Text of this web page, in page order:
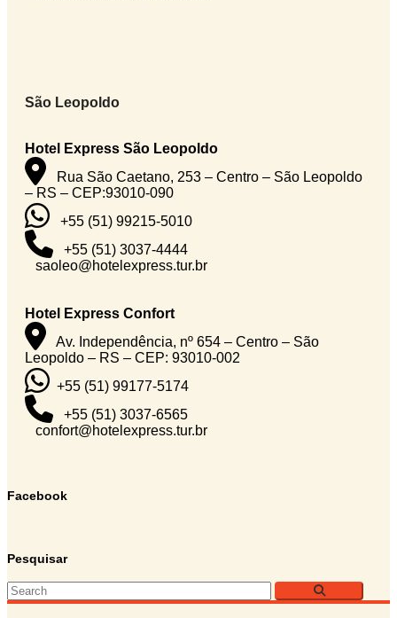
São Leopoldo
Hotel Express São Leopoldo
Rua São Caetano, 253 – Centro – São Leopoldo
– RS – CEP:93010-090
+55 (51) 99215-5010
+55 (51) 3037-4444
saoleo@hotelexpress.tur.br
Hotel Express Confort
Av. Independência, nº 654 – Centro – São
Leopoldo – RS – CEP: 93010-002
+55 (51) 99177-5174
+55 (51) 3037-6565
confort@hotelexpress.tur.br
Facebook
Pesquisar